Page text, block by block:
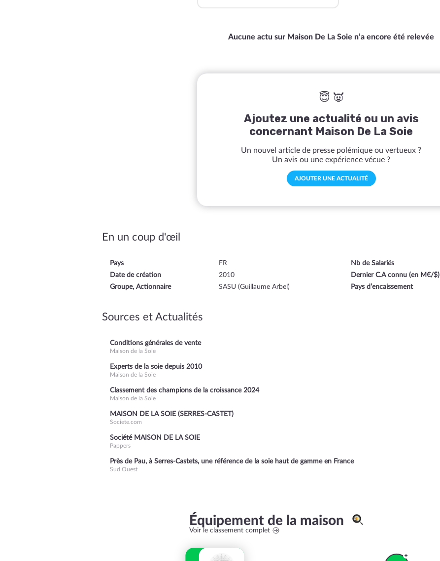
Aucune actu sur Maison De La Soie n’a encore été relevée
😇 👿
Ajoutez une actualité ou un avis
concernant Maison De La Soie
Un nouvel article de presse polémique ou vertueux ?
Un avis ou une expérience vécue ?
AJOUTER UNE ACTUALITÉ
En un coup d'œil
Pays
FR
Date de création
2010
Groupe, Actionnaire
SASU (Guillaume Arbel)
Nb de Salariés
Dernier C.A connu (en M€/$)
Pays d’encaissement
Sources et Actualités
Conditions générales de vente
Maison de la Soie
Experts de la soie depuis 2010
Maison de la Soie
Classement des champions de la croissance 2024
Maison de la Soie
MAISON DE LA SOIE (SERRES-CASTET)
Societe.com
Société MAISON DE LA SOIE
Pappers
Près de Pau, à Serres-Castets, une référence de la soie haut de gamme en France
Sud Ouest
Équipement de la maison
Voir le classement complet